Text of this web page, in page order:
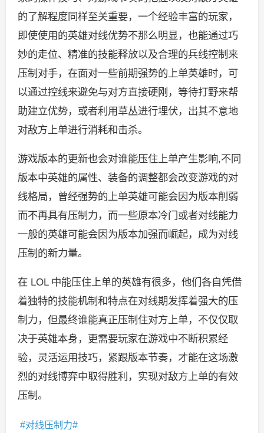
的了解程度同样至关重要，一个经验丰富的玩家，
即使使用的英雄对线优势不那么明显，也能通过巧
妙的走位、精准的技能释放以及合理的兵线控制来
压制对手，在面对一些前期强势的上单英雄时，可
以通过控线来避免与对方直接硬刚，等待打野来帮
助建立优势，或者利用草丛进行埋伏，出其不意地
对敌方上单进行消耗和击杀。
游戏版本的更新也会对谁能压住上单产生影响,不同
版本中英雄的属性、装备的调整都会改变游戏的对
线格局，曾经强势的上单英雄可能会因为版本削弱
而不再具有压制力，而一些原本冷门或者对线能力
一般的英雄可能会因为版本加强而崛起，成为对线
压制的新力量。
在 LOL 中能压住上单的英雄有很多，他们各自凭借
着独特的技能机制和特点在对线期发挥着强大的压
制力，但最终谁能真正压制住对方上单，不仅仅取
决于英雄本身，更需要玩家在游戏中不断积累经
验，灵活运用技巧，紧跟版本节奏，才能在这场激
烈的对线博弈中取得胜利，实现对敌方上单的有效
压制。
对线压制力